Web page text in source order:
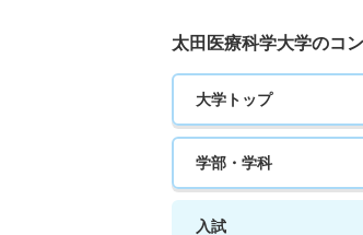
太田医療科学大学のコ
大学トップ
学部・学科
入試